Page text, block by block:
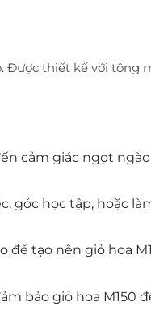
Được thiết kế với tông
cảm giác ngọt
góc học tập, hoặc
tạo nên giỏ hoa
bảo giỏ hoa M150